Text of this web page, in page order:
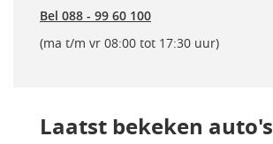
Bel 088 - 99 60 100
(ma t/m vr 08:00 tot 17:30 uur)
Laatst bekeken auto's